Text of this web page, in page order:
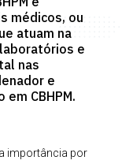
médicos, ou
atuam na
e
nas
e
CBHPM.
importância por